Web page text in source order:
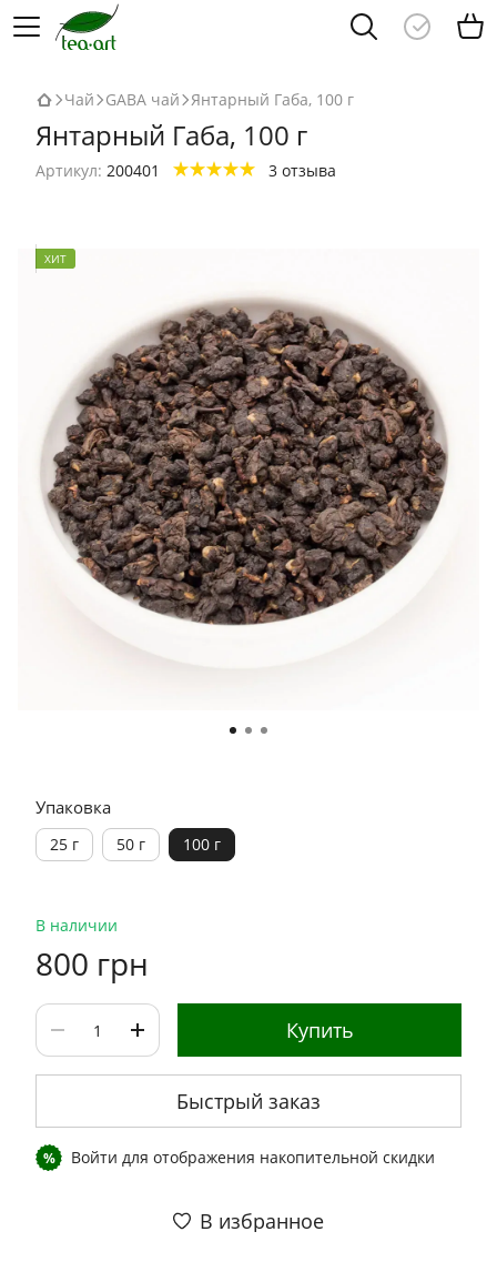
Чай GABA чай Янтарный Габа, 100 г
Янтарный Габа, 100 г
Артикул: 200401 3 отзыва
ХИТ
Упаковка
25 г 50 г 100 г
В наличии
800 грн
Купить
Быстрый заказ
% Войти для отображения накопительной скидки
В избранное